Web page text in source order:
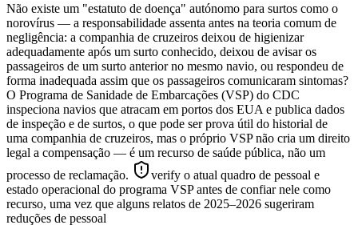
Não existe um "estatuto de doença" autónomo para surtos como o
norovírus — a responsabilidade assenta antes na teoria comum de
negligência: a companhia de cruzeiros deixou de higienizar
adequadamente após um surto conhecido, deixou de avisar os
passageiros de um surto anterior no mesmo navio, ou respondeu de
forma inadequada assim que os passageiros comunicaram sintomas?
O Programa de Sanidade de Embarcações (VSP) do CDC
inspeciona navios que atracam em portos dos EUA e publica dados
de inspeção e de surtos, o que pode ser prova útil do historial de
uma companhia de cruzeiros, mas o próprio VSP não cria um direito
legal a compensação — é um recurso de saúde pública, não um
processo de reclamação.
verify o atual quadro de pessoal e
estado operacional do programa VSP antes de confiar nele como
recurso, uma vez que alguns relatos de 2025–2026 sugeriram
reduções de pessoal